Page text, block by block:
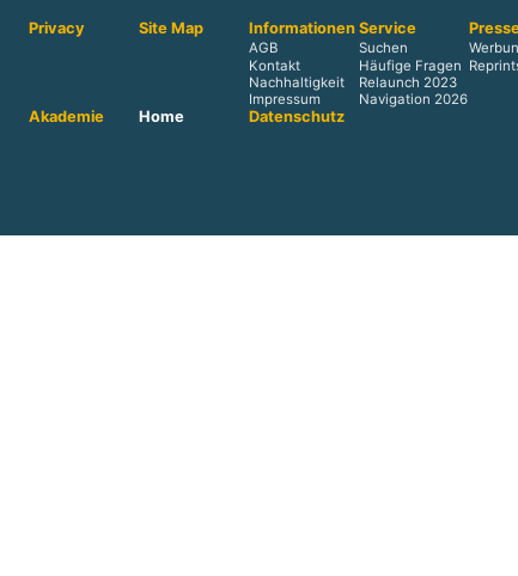
Privacy Site Map Informationen
AGB
Kontakt
Nachhaltigkeit
Impressum
Service
Suchen
Häufige Fragen
Relaunch 2023
Navigation 2026
Akademie Home Datenschutz